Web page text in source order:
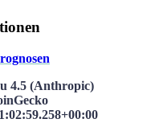
4.5 (Anthropic)